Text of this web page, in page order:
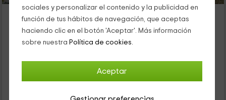
sociales y personalizar el contenido y la publicidad en
función de tus hábitos de navegación, que aceptas
haciendo clic en el botón 'Aceptar'. Más información
sobre nuestra Política de cookies.
Aceptar
La Casa de Galapagar- La Pedriza
Alojamiento ubicado a 8.4km de Hoyo De Manzanares
Galapagar, Madrid
1 baños